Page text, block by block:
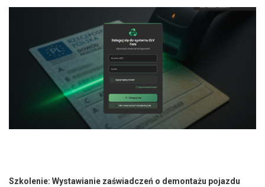
Szkolenie: Wystawianie zaświadczeń o demontażu pojazdu